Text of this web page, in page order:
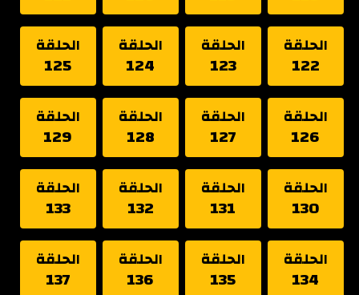
الحلقة
122
الحلقة
123
الحلقة
124
الحلقة
125
الحلقة
126
الحلقة
127
الحلقة
128
الحلقة
129
الحلقة
130
الحلقة
131
الحلقة
132
الحلقة
133
الحلقة
134
الحلقة
135
الحلقة
136
الحلقة
137